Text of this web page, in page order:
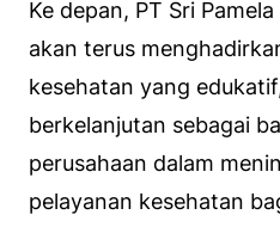
Ke depan, PT Sri
akan terus
kesehatan yang
berkelanjutan sebagai
perusahaan dalam
pelayanan kesehatan